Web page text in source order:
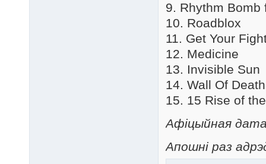
9. Rhythm Bomb
10. Roadblox
11. Get Your
12. Medicine
13. Invisible Sun
14. Wall Of Death
15. 15 Rise of
Афіцыйная дата
Апошні раз